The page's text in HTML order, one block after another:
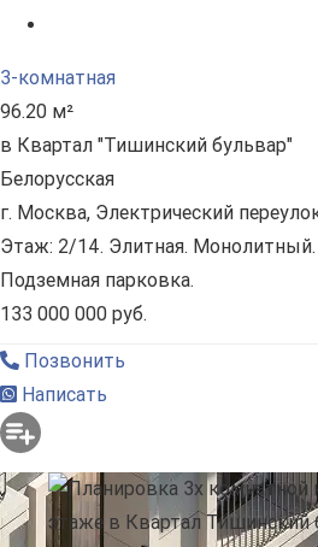
3-комнатная
96.20 м²
в Квартал "Тишинский бульвар"
Белорусская
г. Москва, Электрический
Этаж: 2/14. Элитная. Монолитный.
Подземная парковка.
133 000 000 руб.
Позвонить
Написать